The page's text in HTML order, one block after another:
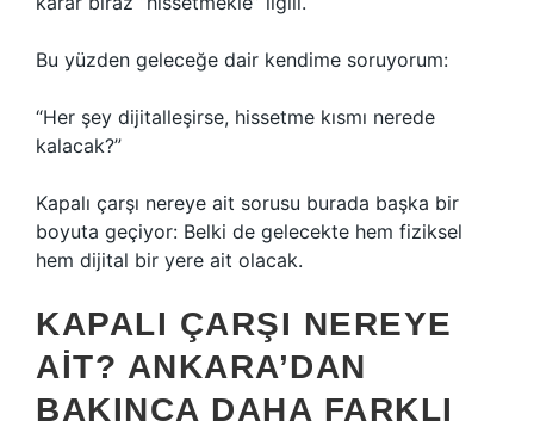
Bu yüzden geleceğe dair kendime soruyorum:
“Her şey dijitalleşirse, hissetme kısmı nerede
kalacak?”
Kapalı çarşı nereye ait sorusu burada başka bir
boyuta geçiyor: Belki de gelecekte hem fiziksel
hem dijital bir yere ait olacak.
KAPALI ÇARŞI NEREYE
AIT? ANKARA’DAN
BAKINCA DAHA FARKLI